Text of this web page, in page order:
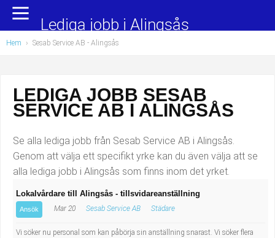
Yrkesområden
Administration, ekonomi, juridik
Chefer och verksamhetsledare
Data/IT
Försäljning, inköp, marknadsföring
Hantverksyrken
Hotell, restaurang, storhushåll
Populära jobb
Undersköterska, hemtjänst och äldreboende
Barnskötare
Lärare i förskola/Förskollärare
Lagerarbetare
Bussförare/Busschaufför
Elevassistent
Lediga jobb i Alingsås
Hem › Sesab Service AB - Alingsås
LEDIGA JOBB SESAB
SERVICE AB I ALINGSÅS
Se alla lediga jobb från Sesab Service AB i Alingsås.
Genom att välja ett specifikt yrke kan du även välja att se
alla lediga jobb i Alingsås som finns inom det yrket.
Lokalvårdare till Alingsås - tillsvidareanställning
Ansök Mar 20 Sesab Service AB Städare
Vi söker nu personal som kan påbörja sin anställning snarast. Vi söker flera